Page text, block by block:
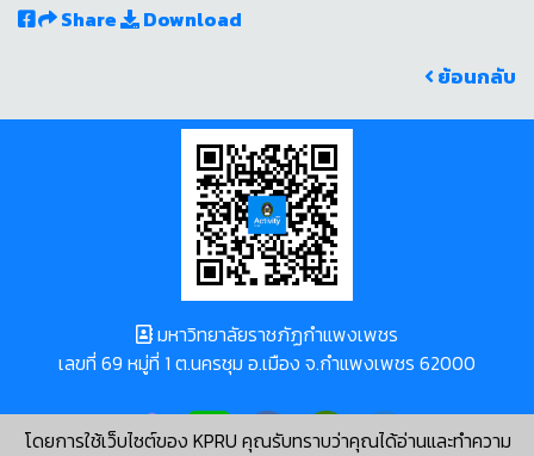
Share
Download
ย้อนกลับ
โดยการใช้เว็บไซต์ของ KPRU คุณรับทราบว่าคุณได้อ่านและทำความ
มหาวิทยาลัยราชภัฏกำแพงเพชร
เลขที่ 69 หมู่ที่ 1 ต.นครชุม อ.เมือง จ.กำแพงเพชร 62000